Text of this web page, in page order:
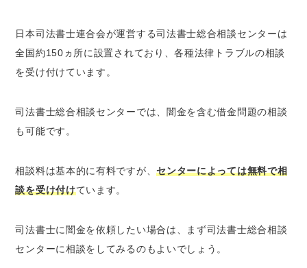
日本司法書士連合会が運営する司法書士総合相談センターは
全国約150ヵ所に設置されており、各種法律トラブルの相談
を受け付けています。
司法書士総合相談センターでは、闇金を含む借金問題の相談
も可能です。
相談料は基本的に有料ですが、センターによっては無料で相
談を受け付けています。
司法書士に闇金を依頼したい場合は、まず司法書士総合相談
センターに相談をしてみるのもよいでしょう。